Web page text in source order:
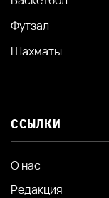
Футзал
Шахматы
ССЫЛКИ
О нас
Редакция